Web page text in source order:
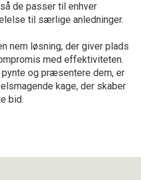
de passer til enhver
til særlige anledninger.
nem løsning, der giver plads
med effektiviteten.
og præsentere dem, er
kage, der skaber
bid.